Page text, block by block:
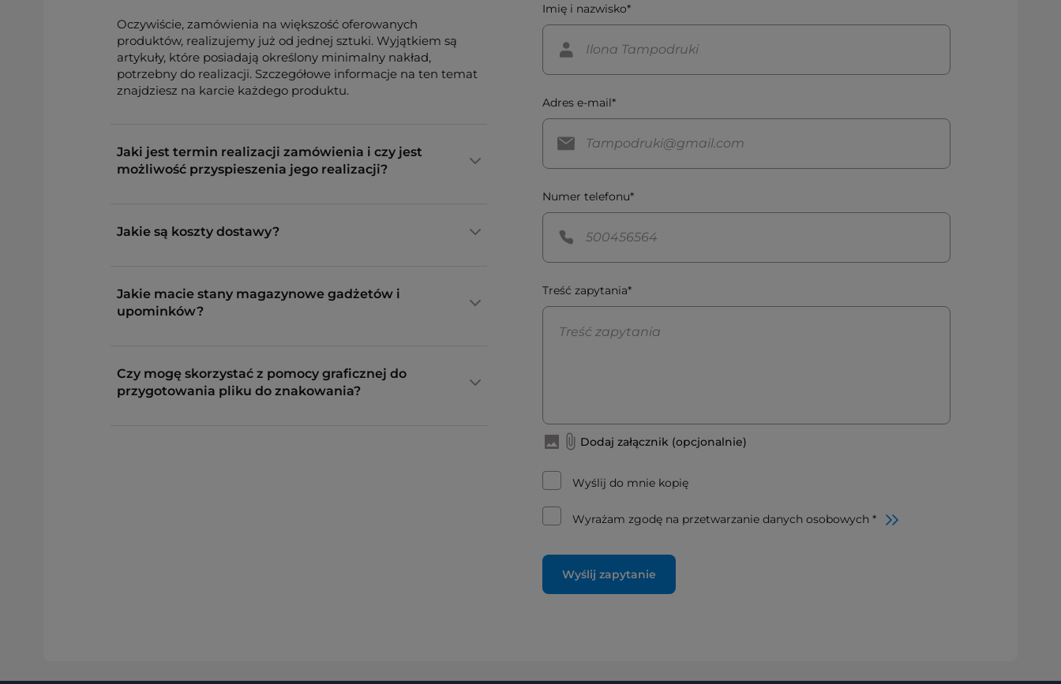
Oczywiście, zamówienia na większość oferowanych
produktów, realizujemy już od jednej sztuki. Wyjątkiem są
artykuły, które posiadają określony minimalny nakład,
potrzebny do realizacji. Szczegółowe informacje na ten temat
znajdziesz na karcie każdego produktu.
Jaki jest termin realizacji zamówienia i czy jest
możliwość przyspieszenia jego realizacji?
Jakie są koszty dostawy?
Jakie macie stany magazynowe gadżetów i
upominków?
Czy mogę skorzystać z pomocy graficznej do
przygotowania pliku do znakowania?
Imię i nazwisko*
Adres e-mail*
Numer telefonu*
Treść zapytania*
Dodaj załącznik (opcjonalnie)
Wyślij do mnie kopię
Wyrażam zgodę na przetwarzanie danych osobowych *
Wyślij zapytanie